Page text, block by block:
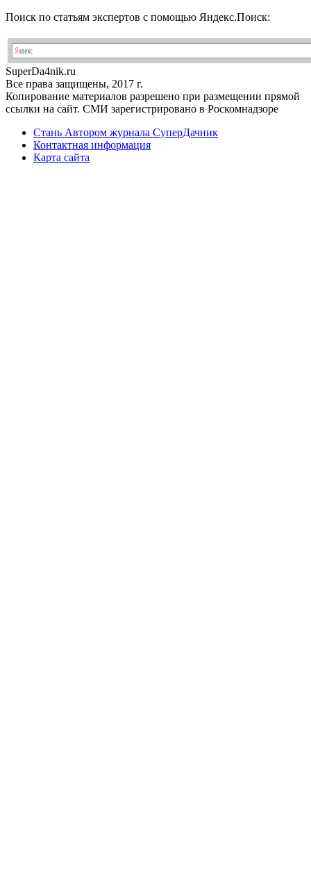
Поиск по статьям экспертов с помощью Яндекс.Поиск:
SuperDa4nik.ru
Все права защищены, 2017 г.
Копирование материалов разрешено при размещении прямой
ссылки на сайт. СМИ зарегистрировано в Роскомнадзоре
Стань Автором журнала СуперДачник
Контактная информация
Карта сайта